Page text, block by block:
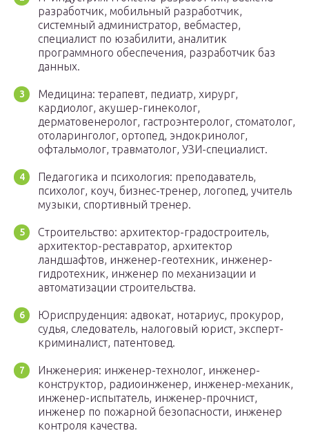
разработчик, мобильный разработчик,
системный администратор, вебмастер,
специалист по юзабилити, аналитик
программного обеспечения, разработчик баз
данных.
Медицина: терапевт, педиатр, хирург,
кардиолог, акушер-гинеколог,
дерматовенеролог, гастроэнтеролог, стоматолог,
отоларинголог, ортопед, эндокринолог,
офтальмолог, травматолог, УЗИ-специалист.
Педагогика и психология: преподаватель,
психолог, коуч, бизнес-тренер, логопед, учитель
музыки, спортивный тренер.
Строительство: архитектор-градостроитель,
архитектор-реставратор, архитектор
ландшафтов, инженер-геотехник, инженер-
гидротехник, инженер по механизации и
автоматизации строительства.
Юриспруденция: адвокат, нотариус, прокурор,
судья, следователь, налоговый юрист, эксперт-
криминалист, патентовед.
Инженерия: инженер-технолог, инженер-
конструктор, радиоинженер, инженер-механик,
инженер-испытатель, инженер-прочнист,
инженер по пожарной безопасности, инженер
контроля качества.